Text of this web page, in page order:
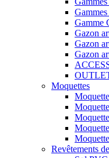
Gamme
Gazon
Gazon
Gazon
Moquettes
Revêtements